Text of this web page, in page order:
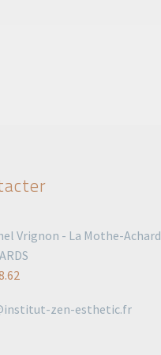
Vrignon - La Mothe-Achard
zen-esthetic.fr